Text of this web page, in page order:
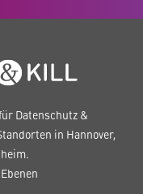
Datenschutz &
in Hannover,